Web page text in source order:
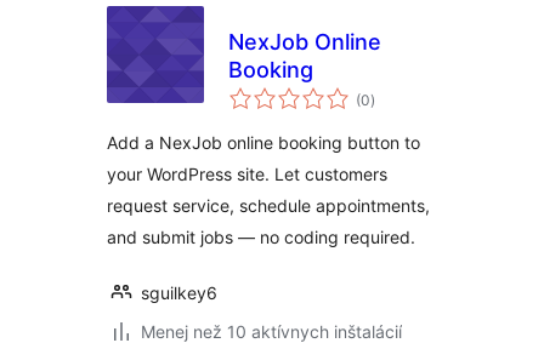
NexJob Online
Booking
(0celkové
hodnotenie
)
Add a NexJob online booking button to
your WordPress site. Let customers
request service, schedule appointments,
and submit jobs — no coding required.
sguilkey6
Menej než 10 aktívnych inštalácií